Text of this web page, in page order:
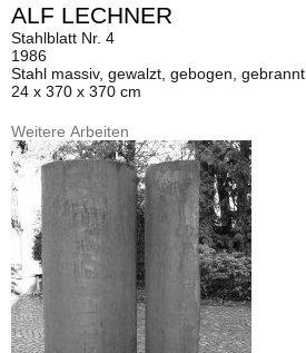
ALF LECHNER
Stahlblatt Nr. 4
1986
Stahl massiv, gewalzt, gebogen, gebrannt
24 x 370 x 370 cm
Weitere Arbeiten